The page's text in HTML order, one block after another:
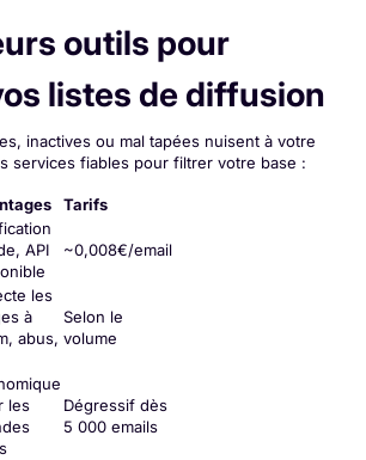
outils pour
listes de diffusion
inactives ou mal tapées nuisent à votre
services fiables pour filtrer votre base :
Tarifs
API
~0,008€/email
les
à
abus,
Selon le
volume
les
Dégressif dès
5 000 emails